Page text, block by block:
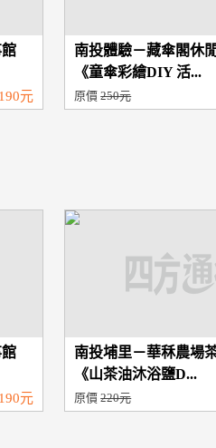
元
南投體驗－藏傘閣休
《童傘彩繪DIY 活...
原價250元
元
南投埔里－華秝農場
《山茶油沐浴鹽D...
原價220元